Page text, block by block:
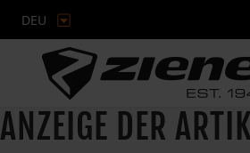
DEU
ANZEIGE DER